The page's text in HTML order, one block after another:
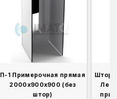
П-1 Примерочная прямая
2000х900х900 (без
штор)
Штора
Лен